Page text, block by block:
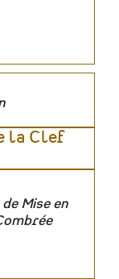
la Clef
Mise en